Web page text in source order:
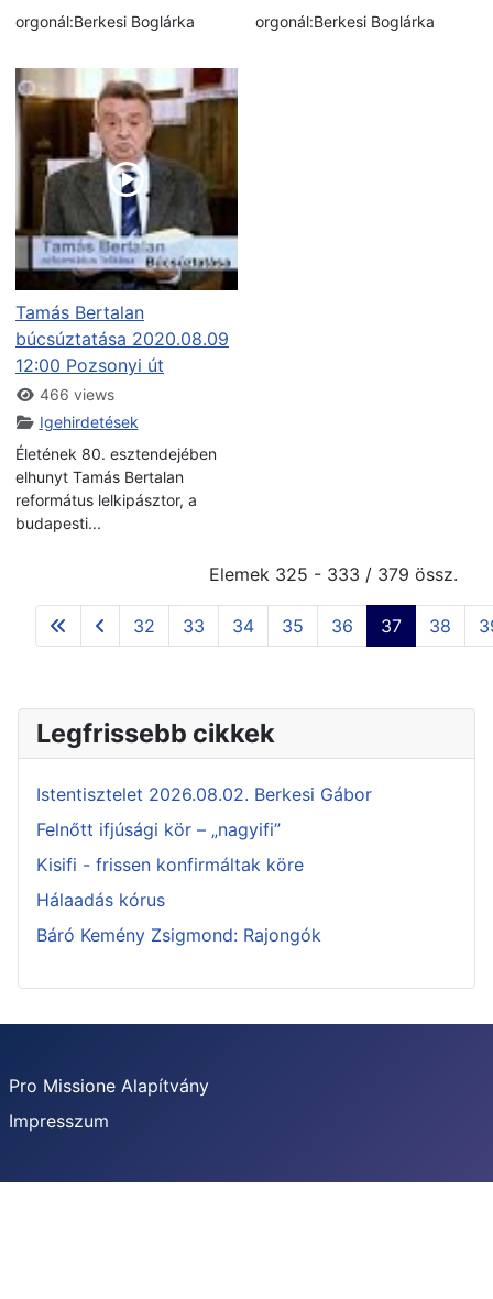
orgonál:Berkesi Boglárka orgonál:Berkesi Boglárka
Tamás Bertalan
búcsúztatása 2020.08.09
12:00 Pozsonyi út
466 views
Igehirdetések
Életének 80. esztendejében
elhunyt Tamás Bertalan
református lelkipásztor, a
budapesti...
Elemek 325 - 333 / 379 össz.
32 33 34 35 36 37 38
Legfrissebb cikkek
Istentisztelet 2026.08.02. Berkesi Gábor
Felnőtt ifjúsági kör – „nagyifi”
Kisifi - frissen konfirmáltak köre
Hálaadás kórus
Báró Kemény Zsigmond: Rajongók
Pro Missione Alapítvány
Impresszum